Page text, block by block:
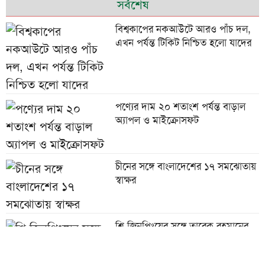
সর্বশেষ
বিশ্বকাপের নকআউটে আরও পাঁচ দল,
এখন পর্যন্ত টিকিট নিশ্চিত হলো যাদের
পণ্যের দাম ২০ শতাংশ পর্যন্ত বাড়াল
অ্যাপল ও মাইক্রোসফট
চীনের সঙ্গে বাংলাদেশের ১৭ সমঝোতায়
স্বাক্ষর
শি জিনপিংয়ের সঙ্গে তারেক রহমানের